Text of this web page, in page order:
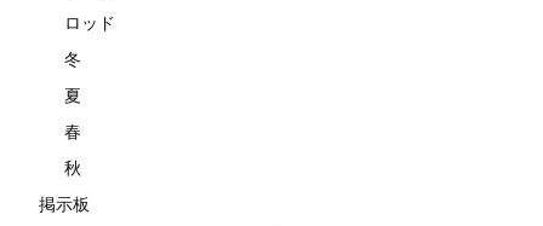
ロッド
冬
夏
春
秋
掲示板